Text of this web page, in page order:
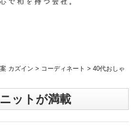
カズイン > コーディネート >40代おしゃ
ットが満載